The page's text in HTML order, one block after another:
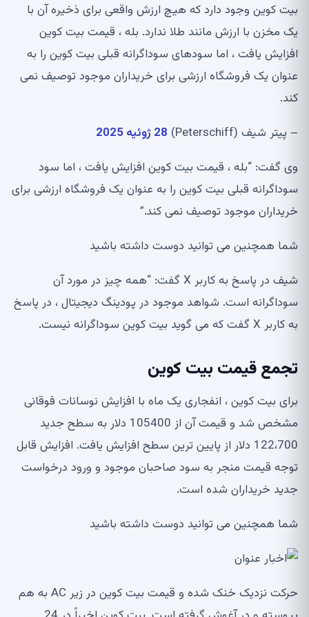
بیت کوین وجود دارد که هیچ ارزش واقعی برای ذخیره آن با
یک مخزن با ارزش مانند طلا ندارد. بله ، قیمت بیت کوین
افزایش یافت ، اما سودهای سوداگرانه قبلی بیت کوین را به
عنوان یک فروشگاه ارزشی برای خریداران موجود توصیف نمی
کند.
– پیتر شیف (Peterschiff)
28 ژوئیه 2025
وی گفت: “بله ، قیمت بیت کوین افزایش یافت ، اما سود
سوداگرانه قبلی بیت کوین را به عنوان یک فروشگاه ارزشی برای
خریداران موجود توصیف نمی کند.”
شما همچنین می توانید دوست داشته باشید
شیف در پاسخ به کاربر X گفت: “همه چیز در مورد آن
سوداگرانه است. شواهد موجود در پودینگ دیجیتال ، در پاسخ
به کاربر X گفت که می گوید بیت کوین سوداگرانه نیست.
تجمع قیمت بیت کوین
برای بیت کوین ، انفجاری یک ماه با افزایش نوسانات فوقانی
مشخص شد و قیمت آن از 105400 دلار به سطح جدید
122،700 دلار از پایین ترین سطح افزایش یافت. افزایش قابل
توجه قیمت منجر به سود صاحبان موجود و ورود درخواست
جدید خریداران شده است.
شما همچنین می توانید دوست داشته باشید
حرکت نزدیک خنک شده و قیمت بیت کوین در زیر AC به هم